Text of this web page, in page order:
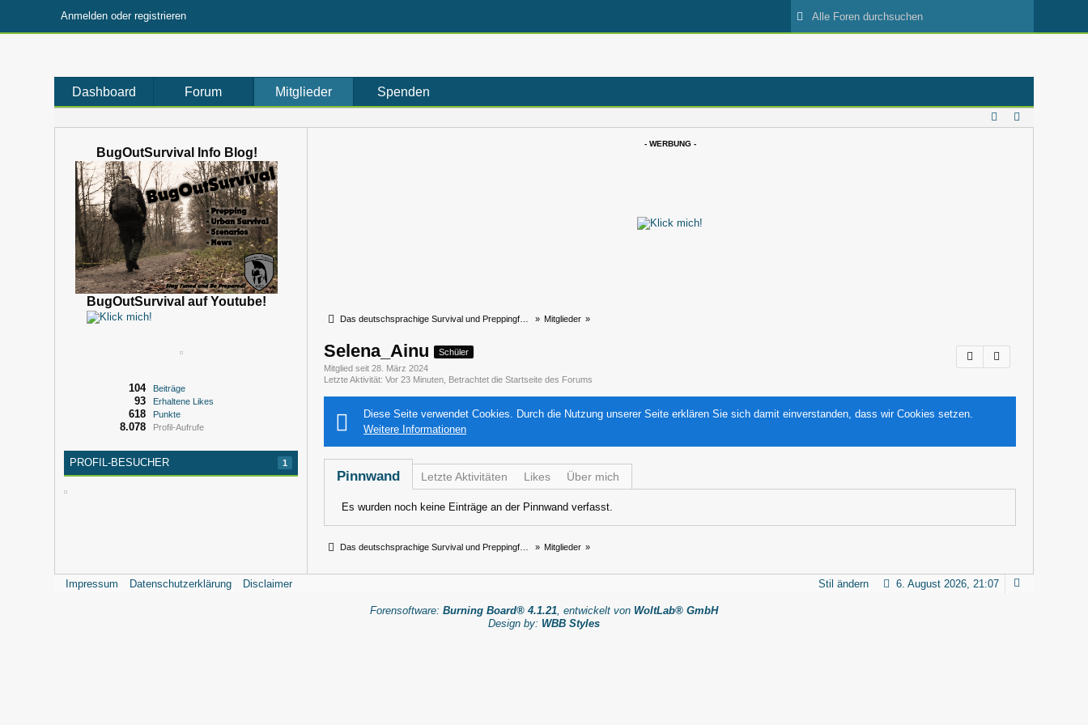
Anmelden oder registrieren
Dashboard Forum Mitglieder Spenden
BugOutSurvival Info Blog!
BugOutSurvival auf Youtube!
Beiträge
104
Erhaltene Likes
93
Punkte
618
Profil-Aufrufe
8.078
PROFIL-BESUCHER 1
- WERBUNG -
Das deutschsprachige Survival und Preppingforum » Mitglieder »
Selena_Ainu Schüler
Mitglied seit 28. März 2024
Letzte Aktivität Vor 23 Minuten , Betrachtet die Startseite des Forums
Diese Seite verwendet Cookies. Durch die Nutzung unserer Seite erklären Sie sich damit einverstanden, dass wir Cookies setzen.
Weitere Informationen
Pinnwand Letzte Aktivitäten Likes Über mich
Es wurden noch keine Einträge an der Pinnwand verfasst.
Das deutschsprachige Survival und Preppingforum » Mitglieder »
Impressum Datenschutzerklärung Disclaimer 6. August 2026, 21:07
Stil ändern
Forensoftware: Burning Board® 4.1.21, entwickelt von WoltLab® GmbH
Design by: WBB Styles